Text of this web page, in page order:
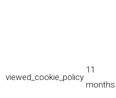
viewed_cookie_policy
11
months